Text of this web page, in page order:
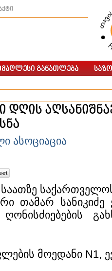
დღის
ასოციაცია
საათზე
თამარ
მოედანი N1,